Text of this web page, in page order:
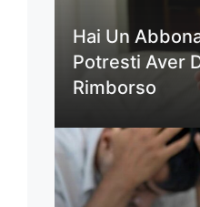
Hai Un
Potresti Aver
Rimborso